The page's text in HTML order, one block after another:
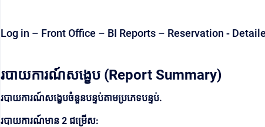
Log in – Front Office – BI Reports – Reservation -
របាយការណ៍សង្ខេប (Report Summary)
របាយការណ៍​សង្ខេប​ចំនួន​បន្ទប់​តាម​ប្រភេទ​បន្ទប់.
របាយការណ៍មាន 2 ជម្រើស: